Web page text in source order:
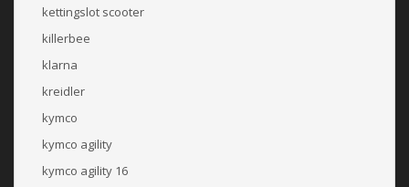
kettingslot scooter
killerbee
klarna
kreidler
kymco
kymco agility
kymco agility 16